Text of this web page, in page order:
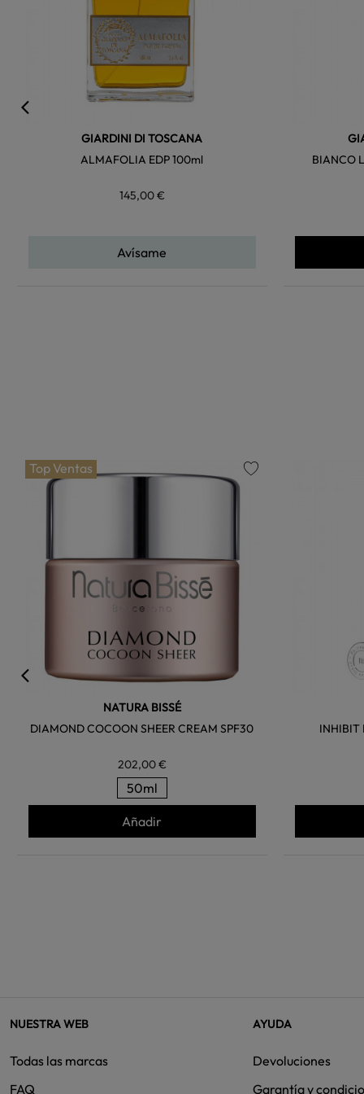
GIARDINI DI TOSCANA
ALMAFOLIA EDP 100ml
145,00 €
Avísame
BIANCO
Top Ventas
NATURA BISSÉ
DIAMOND COCOON SHEER CREAM SPF30
202,00 €
50ml
Añadir
INHIBIT
NUESTRA WEB
Todas las marcas
FAQ
AYUDA
Devoluciones
Garantía y